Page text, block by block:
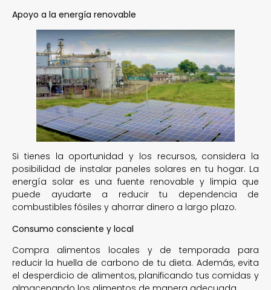
Apoyo a la energía renovable
Si tienes la oportunidad y los recursos, considera la
posibilidad de instalar paneles solares en tu hogar. La
energía solar es una fuente renovable y limpia que
puede ayudarte a reducir tu dependencia de
combustibles fósiles y ahorrar dinero a largo plazo.
Consumo consciente y local
Compra alimentos locales y de temporada para
reducir la huella de carbono de tu dieta. Además, evita
el desperdicio de alimentos, planificando tus comidas y